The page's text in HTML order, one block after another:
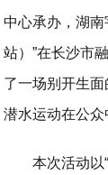
中心承办，湖
站）”在长沙市
了一场别开生
潜水运动在公众
本次活动以